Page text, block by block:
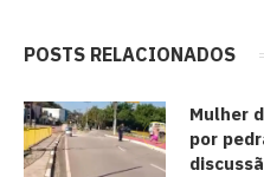
POSTS RELACIONADOS
Mulher
por